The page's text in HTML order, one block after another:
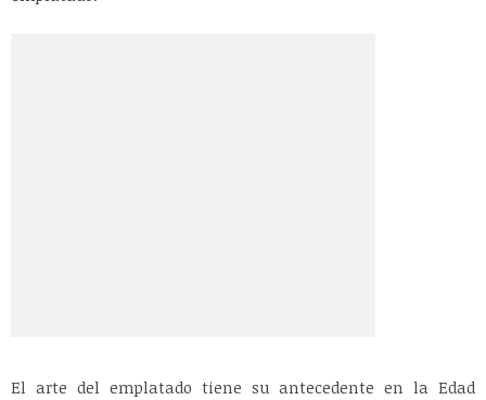
El arte del emplatado tiene su antecedente en la Edad